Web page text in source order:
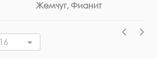
Жемчуг, Фианит
16